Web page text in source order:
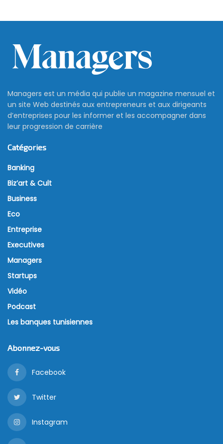
Managers est un média qui publie un magazine mensuel et
un site Web destinés aux entrepreneurs et aux dirigeants
d’entreprises pour les informer et les accompagner dans
leur progression de carrière
Catégories
Banking
Biz’art & Cult
Business
Eco
Entreprise
Executives
Managers
Startups
Vidéo
Podcast
Les banques tunisiennes
Abonnez-vous
Facebook
Twitter
Instagram